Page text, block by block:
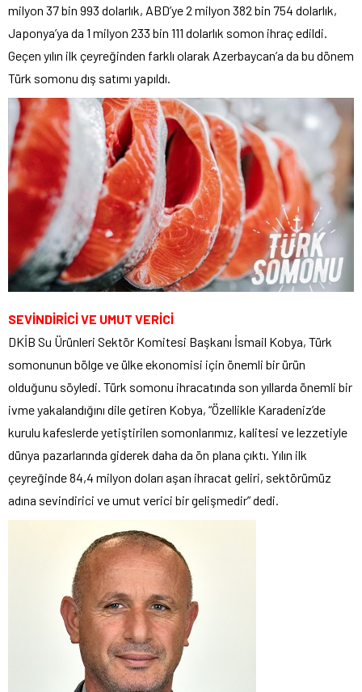
milyon 37 bin 993 dolarlık, ABD’ye 2 milyon 382 bin 754 dolarlık,
Japonya’ya da 1 milyon 233 bin 111 dolarlık somon ihraç edildi.
Geçen yılın ilk çeyreğinden farklı olarak Azerbaycan’a da bu dönem
Türk somonu dış satımı yapıldı.
SEVİNDİRİCİ VE UMUT VERİCİ
DKİB Su Ürünleri Sektör Komitesi Başkanı İsmail Kobya, Türk
somonunun bölge ve ülke ekonomisi için önemli bir ürün
olduğunu söyledi. Türk somonu ihracatında son yıllarda önemli bir
ivme yakalandığını dile getiren Kobya, “Özellikle Karadeniz’de
kurulu kafeslerde yetiştirilen somonlarımız, kalitesi ve lezzetiyle
dünya pazarlarında giderek daha da ön plana çıktı. Yılın ilk
çeyreğinde 84,4 milyon doları aşan ihracat geliri, sektörümüz
adına sevindirici ve umut verici bir gelişmedir” dedi.